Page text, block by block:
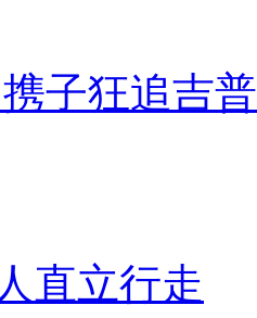
子狂追吉
直立行走